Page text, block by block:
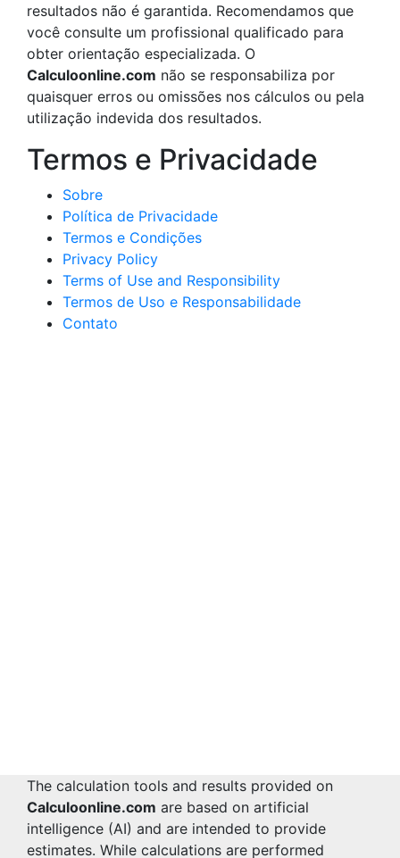
resultados não é garantida. Recomendamos que
você consulte um profissional qualificado para
obter orientação especializada. O
Calculoonline.com não se responsabiliza por
quaisquer erros ou omissões nos cálculos ou pela
utilização indevida dos resultados.
Termos e Privacidade
Sobre
Política de Privacidade
Termos e Condições
Privacy Policy
Terms of Use and Responsibility
Termos de Uso e Responsabilidade
Contato
The calculation tools and results provided on
Calculoonline.com are based on artificial
intelligence (AI) and are intended to provide
estimates. While calculations are performed